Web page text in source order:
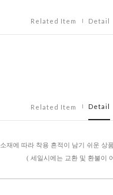
Related Item Detail
Related Item Detail
소재에 따라 착용 흔적이 남기 쉬운 상
( 세일시에는 교환 및 환불이